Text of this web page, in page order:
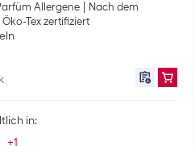
Allergene
Nach dem
Tex zertifiziert
in:
+1